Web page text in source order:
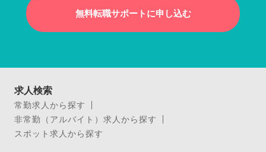
無料転職サポートに申し込む
求人検索
常勤求人から探す
非常勤（アルバイト）求人から探す
スポット求人から探す